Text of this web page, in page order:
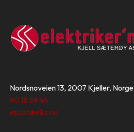
Nordsnoveien 13, 2007 Kjeller, Norge
90 18 69 44
epost@elks.no